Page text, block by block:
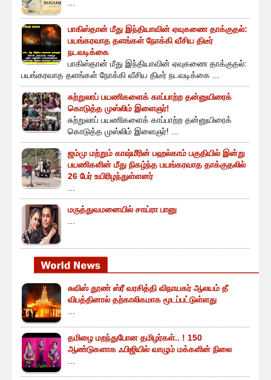
பாகிஸ்தான் மீது இந்தியாவின் ஏவுகணை தாக்குதல்:
பயங்கரவாத தளங்கள் நோக்கி வீசிய திடீர்
நடவடிக்கை
பாகிஸ்தான் மீது இந்தியாவின் ஏவுகணை தாக்குதல்:
பயங்கரவாத தளங்கள் நோக்கி வீசிய திடீர் நடவடிக்கை ...
சுற்றுலாப் பயணிகளைக் காப்பாற்ற தன்னுயிரைக்
கொடுத்த முஸ்லிம் இளைஞர்!
சுற்றுலாப் பயணிகளைக் காப்பாற்ற தன்னுயிரைக்
கொடுத்த முஸ்லிம் இளைஞர்! ...
ஜம்மு மற்றும் காஷ்மீரின் பஹல்காம் பகுதியில் இன்று
பயணிகளின் மீது நிகழ்ந்த பயங்கரவாத தாக்குதலில்
26 பேர் உயிரிழந்துள்ளனர்
மருத்துவமனையில் சாய்ரா பானு
சுவிஸ் தூண் ஸ்ரீ வரசித்தி விநாயகர் ஆலயம் தீ
விபத்தினால் தற்காலிகமாக மூடப்பட்டுள்ளது
தமிழை மறந்துபோன தமிழர்கள்.. ! 150
ஆண்டுகளாக ஃபிஜியில் வாழும் மக்களின் நிலை